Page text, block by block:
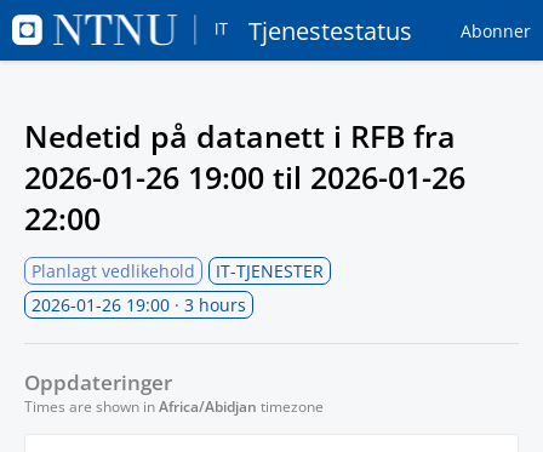
Tjenestestatus Abonner
Nedetid på datanett i RFB fra
2026-01-26 19:00 til 2026-01-26
22:00
Planlagt vedlikehold
IT-TJENESTER
2026-01-26 19:00 · 3 hours
Oppdateringer
Times are shown inAfrica/Abidjan timezone